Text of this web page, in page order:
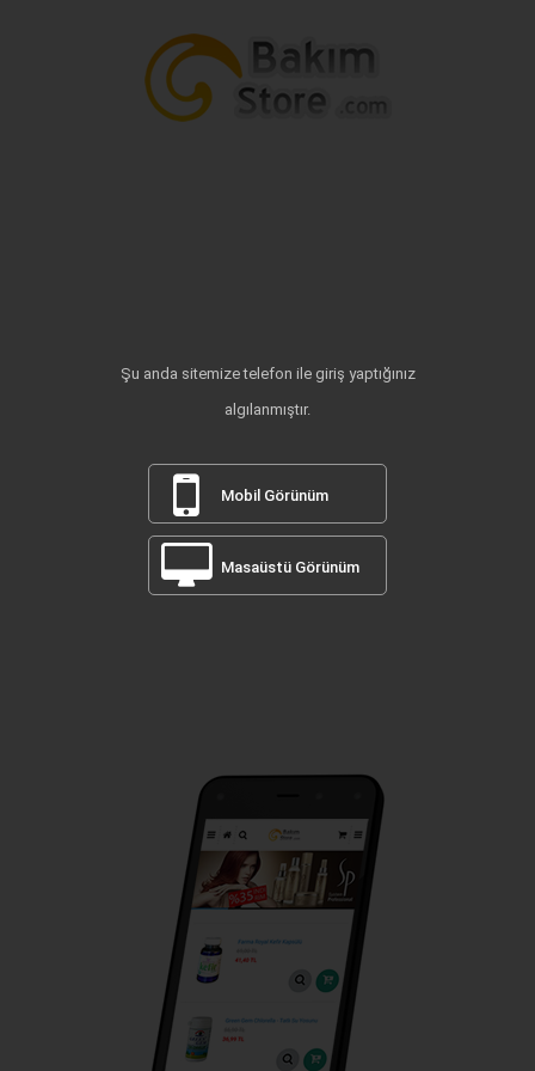
Şu anda sitemize telefon ile giriş yaptığınız
algılanmıştır.
Mobil Görünüm
Masaüstü Görünüm